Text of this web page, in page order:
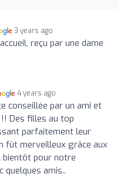
3 years ago
reçu par une dame
4 years ago
conseillée par un ami et
Des filles au top
parfaitement leur
fût merveilleux grâce aux
bientôt pour notre
quelques amis..